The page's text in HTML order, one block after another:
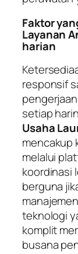
Faktor
Layanan
harian
responsif
setiap
Usaha
mencakup
melalui
koordinasi
berguna
teknologi
komplit
busana